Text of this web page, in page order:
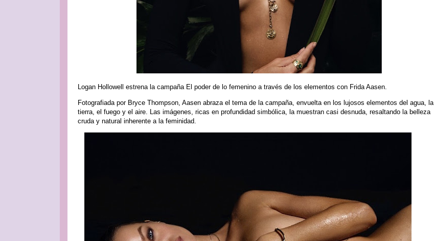
Logan Hollowell estrena la campaña El poder de lo femenino a través de los elementos con Frida Aasen.
Fotografiada por Bryce Thompson, Aasen abraza el tema de la campaña, envuelta en los lujosos elementos del agua, la
tierra, el fuego y el aire. Las imágenes, ricas en profundidad simbólica, la muestran casi desnuda, resaltando la belleza
cruda y natural inherente a la feminidad.